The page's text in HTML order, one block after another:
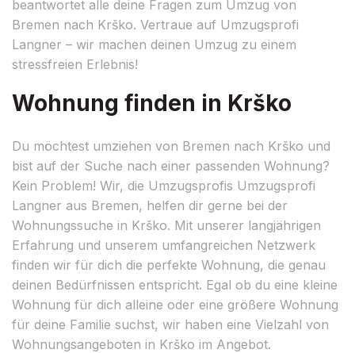
beantwortet alle deine Fragen zum Umzug von
Bremen nach Krško. Vertraue auf Umzugsprofi
Langner – wir machen deinen Umzug zu einem
stressfreien Erlebnis!
Wohnung finden in Krško
Du möchtest umziehen von Bremen nach Krško und
bist auf der Suche nach einer passenden Wohnung?
Kein Problem! Wir, die Umzugsprofis Umzugsprofi
Langner aus Bremen, helfen dir gerne bei der
Wohnungssuche in Krško. Mit unserer langjährigen
Erfahrung und unserem umfangreichen Netzwerk
finden wir für dich die perfekte Wohnung, die genau
deinen Bedürfnissen entspricht. Egal ob du eine kleine
Wohnung für dich alleine oder eine größere Wohnung
für deine Familie suchst, wir haben eine Vielzahl von
Wohnungsangeboten in Krško im Angebot.